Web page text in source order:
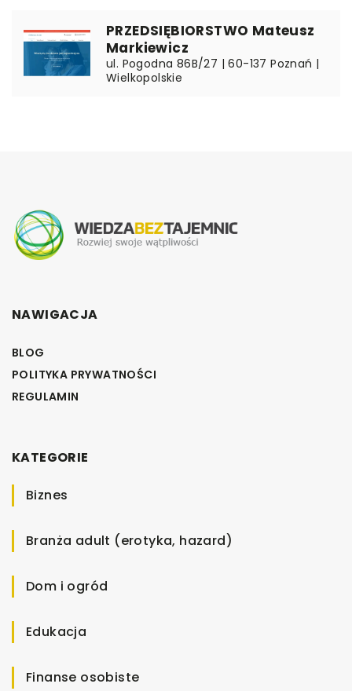
PRZEDSIĘBIORSTWO Mateusz
Markiewicz
ul. Pogodna 86B/27 | 60-137 Poznań |
Wielkopolskie
NAWIGACJA
BLOG
POLITYKA PRYWATNOŚCI
REGULAMIN
KATEGORIE
Biznes
Branża adult (erotyka, hazard)
Dom i ogród
Edukacja
Finanse osobiste